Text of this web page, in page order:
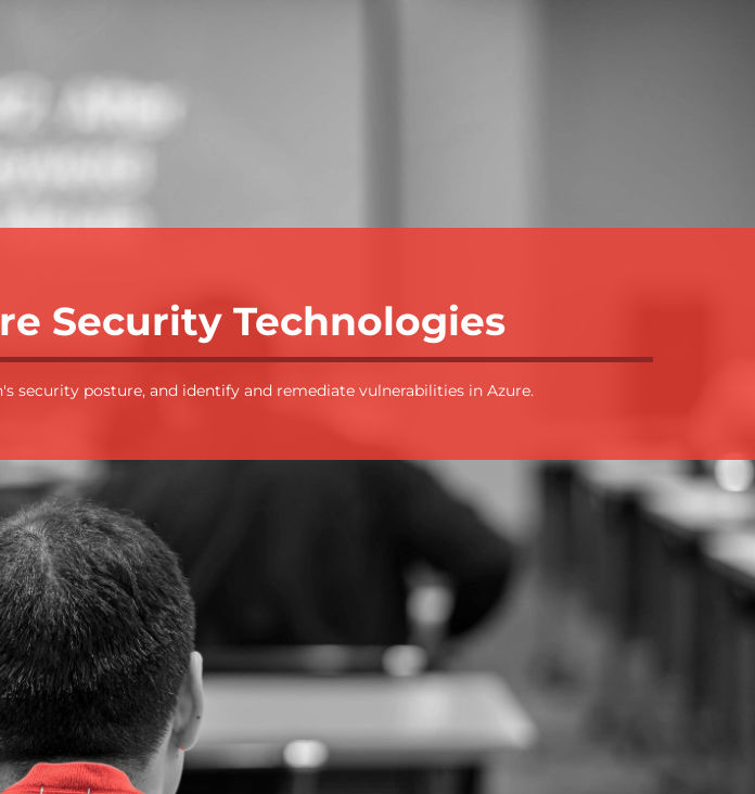
Security Technologies
posture, and identify and remediate vulnerabilities in Azure.